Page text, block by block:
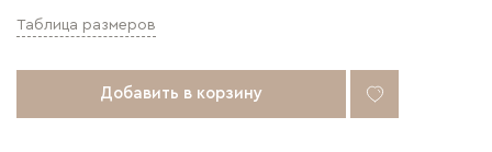
Таблица размеров
Добавить в корзину